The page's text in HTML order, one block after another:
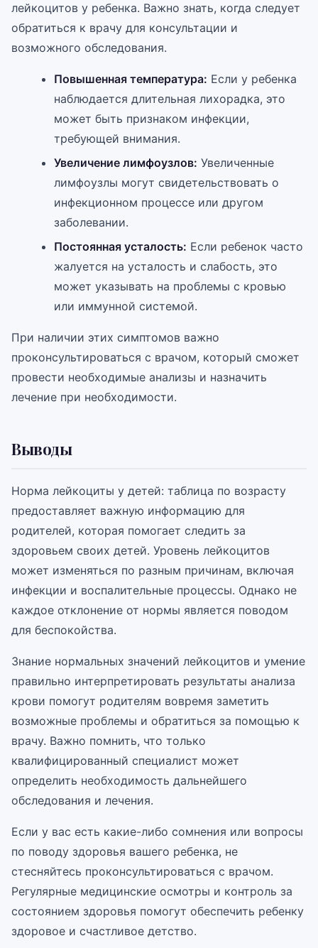
лейкоцитов у ребенка. Важно знать, когда следует
обратиться к врачу для консультации и
возможного обследования.
Повышенная температура: Если у ребенка
наблюдается длительная лихорадка, это
может быть признаком инфекции,
требующей внимания.
Увеличение лимфоузлов: Увеличенные
лимфоузлы могут свидетельствовать о
инфекционном процессе или другом
заболевании.
Постоянная усталость: Если ребенок часто
жалуется на усталость и слабость, это
может указывать на проблемы с кровью
или иммунной системой.
При наличии этих симптомов важно
проконсультироваться с врачом, который сможет
провести необходимые анализы и назначить
лечение при необходимости.
Выводы
Норма лейкоциты у детей: таблица по возрасту
предоставляет важную информацию для
родителей, которая помогает следить за
здоровьем своих детей. Уровень лейкоцитов
может изменяться по разным причинам, включая
инфекции и воспалительные процессы. Однако не
каждое отклонение от нормы является поводом
для беспокойства.
Знание нормальных значений лейкоцитов и умение
правильно интерпретировать результаты анализа
крови помогут родителям вовремя заметить
возможные проблемы и обратиться за помощью к
врачу. Важно помнить, что только
квалифицированный специалист может
определить необходимость дальнейшего
обследования и лечения.
Если у вас есть какие-либо сомнения или вопросы
по поводу здоровья вашего ребенка, не
стесняйтесь проконсультироваться с врачом.
Регулярные медицинские осмотры и контроль за
состоянием здоровья помогут обеспечить ребенку
здоровое и счастливое детство.